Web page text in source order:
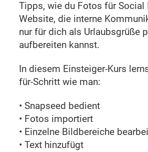
Tipps, wie du Fotos für Social
Website, die interne
nur für dich als Urlaubsgrüße
aufbereiten kannst.
In diesem Einsteiger-Kurs
für-Schritt wie man:
• Snapseed bedient
• Fotos importiert
• Einzelne Bildbereiche
• Text hinzufügt